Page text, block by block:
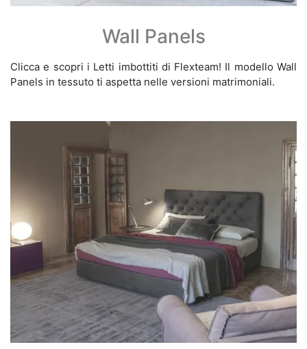
Wall Panels
Clicca e scopri i Letti imbottiti di Flexteam! Il modello Wall
Panels in tessuto ti aspetta nelle versioni matrimoniali.